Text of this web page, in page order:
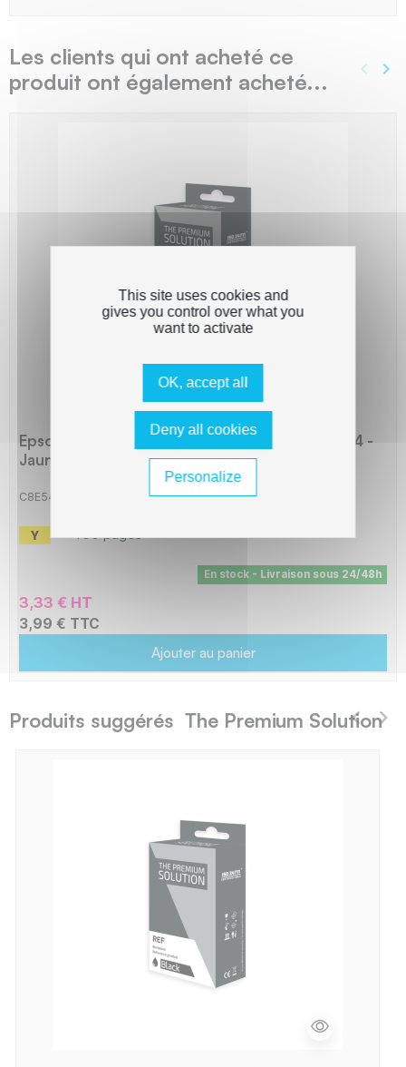
Les clients qui ont acheté ce
produit ont également acheté...
keyboard_arrow_left keyboard_arrow_right
Epson E544 Cartouche compatible avec T0544 -
Jaune
C8E544
-400 pages
En stock - Livraison sous 24/48h
3,33 € HT
3,99 € TTC
Ajouter au panier
Produits suggérés The Premium Solution
This site uses cookies and
gives you control over what you
want to activate
OK, accept all
Deny all cookies
Personalize